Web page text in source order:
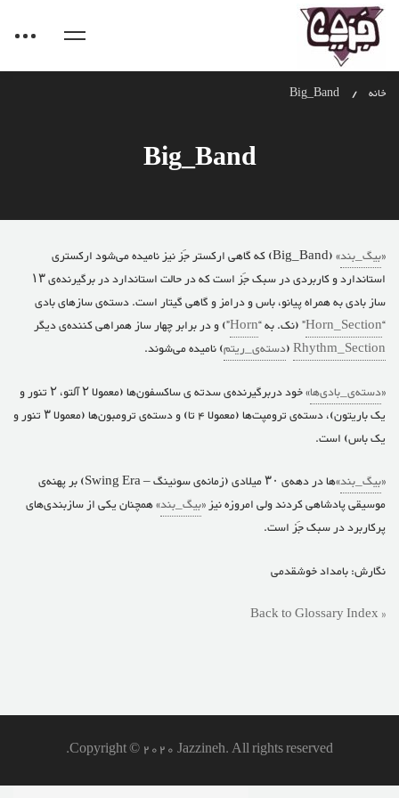
Big_Band
خانه Big_Band
«بیگ_بند
» (Big_Band) که گاهی ارکستر جَز نیز نامیده می‌شود ارکستری
استاندارد و کاربردی در سبک جَز است که در حالت استاندارد در برگیرنده‌ی ۱۳
ساز بادی به همراه پیانو، باس و درامز و گاهی گیتار است. دسته‌ی سازهای بادی
“
Horn_Section” (نک. به “Horn”) و در برابر چهار ساز همراهی کننده‌ی دیگر
Rhythm_Section
(دسته‌ی_ریتم) نامیده می‌شوند.
«دسته‌ی_بادی‌ها
» خود دربرگیرنده‌ی سدته ی ساکسفون‌ها (معمولا ۲ آلتو، ۲ تنور و
یک باریتون)، دسته‌ی ترومپت‌ها (معمولا ۴ تا) و دسته‌ی ترومبون‌ها (معمولا ۳ تنور و
یک باس) است.
«بیگ_بند
»ها در دهه‌ی ۳۰ میلادی (زمانه‌ی سوئینگ – Swing Era) بر پهنه‌ی
موسیقی پادشاهی کردند ولی امروزه نیز «بیگ_بند» همچنان یکی از سازبندی‌های
پرکاربرد در سبک جَز است.
نگارش: بامداد خوشقدمی
« Back to Glossary Index
Copyright © 2020 Jazzineh. All rights reserved.